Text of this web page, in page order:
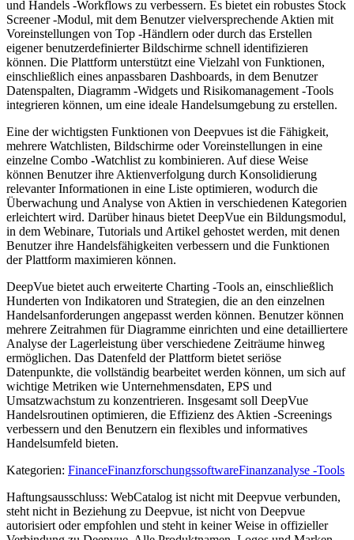
und Handels -Workflows zu verbessern. Es bietet ein robustes Stock
Screener -Modul, mit dem Benutzer vielversprechende Aktien mit
Voreinstellungen von Top -Händlern oder durch das Erstellen
eigener benutzerdefinierter Bildschirme schnell identifizieren
können. Die Plattform unterstützt eine Vielzahl von Funktionen,
einschließlich eines anpassbaren Dashboards, in dem Benutzer
Datenspalten, Diagramm -Widgets und Risikomanagement -Tools
integrieren können, um eine ideale Handelsumgebung zu erstellen.
Eine der wichtigsten Funktionen von Deepvues ist die Fähigkeit,
mehrere Watchlisten, Bildschirme oder Voreinstellungen in eine
einzelne Combo -Watchlist zu kombinieren. Auf diese Weise
können Benutzer ihre Aktienverfolgung durch Konsolidierung
relevanter Informationen in eine Liste optimieren, wodurch die
Überwachung und Analyse von Aktien in verschiedenen Kategorien
erleichtert wird. Darüber hinaus bietet DeepVue ein Bildungsmodul,
in dem Webinare, Tutorials und Artikel gehostet werden, mit denen
Benutzer ihre Handelsfähigkeiten verbessern und die Funktionen
der Plattform maximieren können.
DeepVue bietet auch erweiterte Charting -Tools an, einschließlich
Hunderten von Indikatoren und Strategien, die an den einzelnen
Handelsanforderungen angepasst werden können. Benutzer können
mehrere Zeitrahmen für Diagramme einrichten und eine detailliertere
Analyse der Lagerleistung über verschiedene Zeiträume hinweg
ermöglichen. Das Datenfeld der Plattform bietet seriöse
Datenpunkte, die vollständig bearbeitet werden können, um sich auf
wichtige Metriken wie Unternehmensdaten, EPS und
Umsatzwachstum zu konzentrieren. Insgesamt soll DeepVue
Handelsroutinen optimieren, die Effizienz des Aktien -Screenings
verbessern und den Benutzern ein flexibles und informatives
Handelsumfeld bieten.
Kategorien: FinanceFinanzforschungssoftwareFinanzanalyse -Tools
Haftungsausschluss: WebCatalog ist nicht mit Deepvue verbunden,
steht nicht in Beziehung zu Deepvue, ist nicht von Deepvue
autorisiert oder empfohlen und steht in keiner Weise in offizieller